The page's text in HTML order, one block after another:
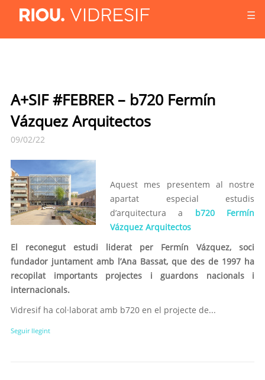
☰
A+SIF #FEBRER – b720 Fermín
Vázquez Arquitectos
09/02/22
Aquest mes presentem al nostre
apartat especial estudis
d’arquitectura a b720 Fermín
Vázquez Arquitectos
El reconegut estudi liderat per Fermín Vázquez, soci
fundador juntament amb l’Ana Bassat, que des de 1997 ha
recopilat importants projectes i guardons nacionals i
internacionals.
Vidresif ha col·laborat amb b720 en el projecte de...
Seguir llegint